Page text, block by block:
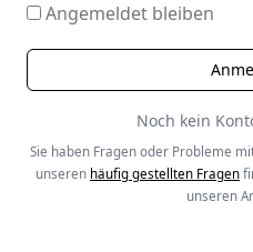
Angemeldet bleiben
Noch kein
Sie haben Fragen oder Probleme
unseren häufig gestellten Fragen
unseren